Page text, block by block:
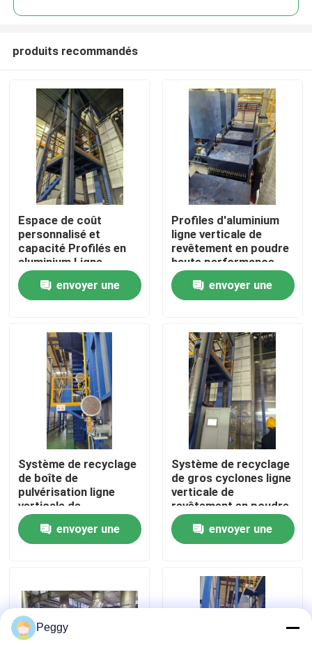
Maison
Produits
VR Show
Au sujet de nous
Visite d'usine
Contrôle de qualité
Contactez-nous
VR
Ligne de revêtement verticale de poudre
produits recommandés
Espace de coût
personnalisé et
capacité Profilés en
aluminium Ligne
verticale de
revêtement en poudre
haute performance
envoyer une
Profiles d'aluminium
ligne verticale de
revêtement en poudre
haute performance
envoyer une
Système de recyclage
de boîte de
pulvérisation ligne
verticale de
revêtement en poudre
haute performance
pour les profils en
envoyer une
Système de recyclage
de gros cyclones ligne
verticale de
revêtement en poudre
haute performance
pour les profils en
aluminium
envoyer une
Peggy